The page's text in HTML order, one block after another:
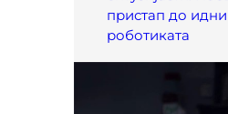
пристап до
роботиката